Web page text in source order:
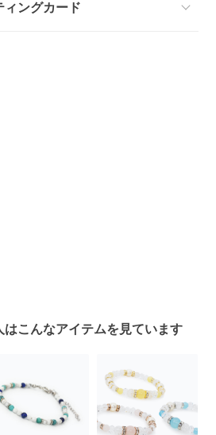
ィングカード
はこんなアイテムを見ています